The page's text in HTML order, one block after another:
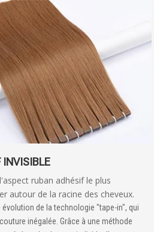
INVISIBLE
ruban adhésif le plus
autour de la racine des cheveux.
de la technologie "tape-in", qui
inégalée. Grâce à une méthode